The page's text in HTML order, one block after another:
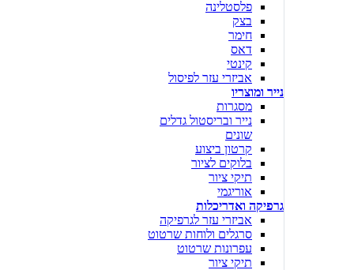
פלסטלינה
בצק
חימר
דאס
קינטי
אביזרי עזר לפיסול
נייר ומוצריו
מסגרות
נייר ובריסטול גדלים
שונים
קרטון ביצוע
בלוקים לציור
תיקי ציור
אוריגמי
גרפיקה ואדריכלות
אביזרי עזר לגרפיקה
סרגלים ולוחות שרטוט
עפרונות שרטוט
תיקי ציור